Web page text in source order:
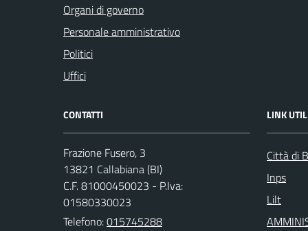
Organi di governo
Personale amministrativo
Politici
Uffici
CONTATTI
Frazione Fusero, 3
13821 Callabiana (BI)
C.F. 81000450023 - P.Iva:
01580330023
Telefono:015745288
LINK
Città di
Inps
Lilt